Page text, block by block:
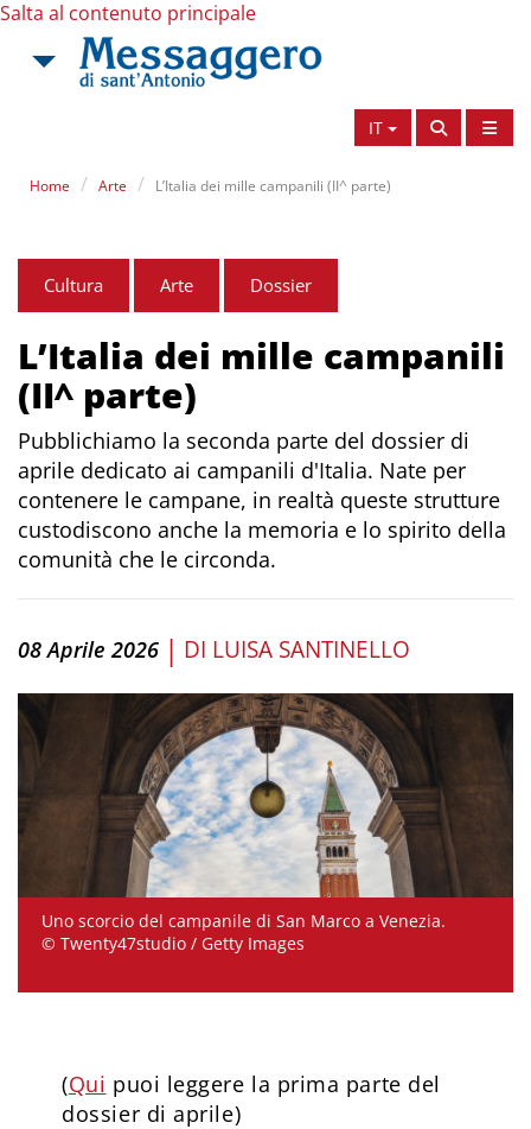
Salta al contenuto principale
IT
Home Arte L’Italia dei mille campanili (II^ parte)
Cultura Arte Dossier
L’Italia dei mille campanili
(II^ parte)
Pubblichiamo la seconda parte del dossier di
aprile dedicato ai campanili d'Italia. Nate per
contenere le campane, in realtà queste strutture
custodiscono anche la memoria e lo spirito della
comunità che le circonda.
08 Aprile 2026 | DI LUISA SANTINELLO
Uno scorcio del campanile di San Marco a Venezia.
© Twenty47studio / Getty Images
(Qui puoi leggere la prima parte del
dossier di aprile)